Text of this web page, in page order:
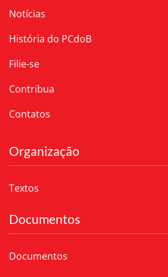
Notícias
História do PCdoB
Filie-se
Contribua
Contatos
Organização
Textos
Documentos
Documentos